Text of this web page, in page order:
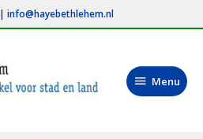
| info@hayebethlehem.nl
Menu
Menu